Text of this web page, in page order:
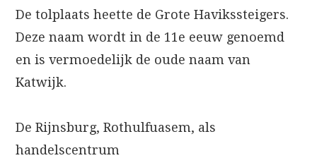
De tolplaats heette de Grote Havikssteigers.
Deze naam wordt in de 11e eeuw genoemd
en is vermoedelijk de oude naam van
Katwijk.
De Rijnsburg, Rothulfuasem, als
handelscentrum